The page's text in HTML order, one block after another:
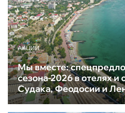
АКЦИИ
Мы вместе:
сезона-2026 в отелях и
Судака, Феодосии и